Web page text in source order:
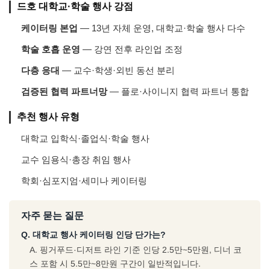
드호 대학교·학술 행사 강점
케이터링 본업 — 13년 자체 운영, 대학교·학술 행사 다수
학술 호흡 운영 — 강연 전후 라인업 조정
다층 응대 — 교수·학생·외빈 동선 분리
검증된 협력 파트너망— 플로·사이니지 협력 파트너 통합
추천 행사 유형
대학교 입학식·졸업식·학술 행사
교수 임용식·총장 취임 행사
학회·심포지엄·세미나 케이터링
자주 묻는 질문
Q. 대학교 행사 케이터링 인당 단가는?
A. 핑거푸드·디저트 라인 기준 인당 2.5만~5만원, 디너 코
스 포함 시 5.5만~8만원 구간이 일반적입니다.